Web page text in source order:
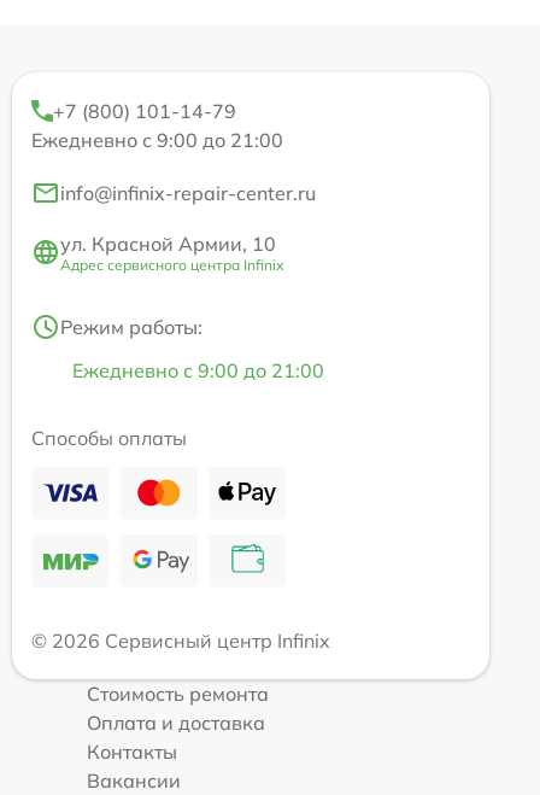
+7 (800) 101-14-79
Ежедневно с 9:00 до 21:00
info@infinix-repair-center.ru
ул. Красной Армии, 10
Адрес сервисного центра Infinix
Режим работы:
Ежедневно с 9:00 до 21:00
Способы оплаты
© 2026 Сервисный центр Infinix
Стоимость ремонта
Оплата и доставка
Контакты
Вакансии